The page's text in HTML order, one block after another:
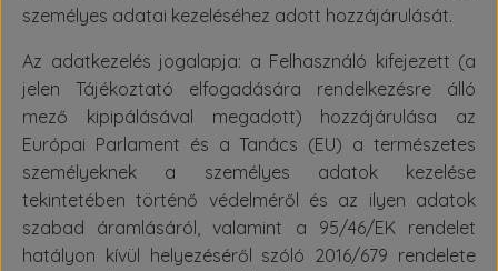
személyes adatai kezeléséhez adott hozzájárulását.
Az adatkezelés jogalapja: a Felhasználó kifejezett (a
jelen Tájékoztató elfogadására rendelkezésre álló
mező kipipálásával megadott) hozzájárulása az
Európai Parlament és a Tanács (EU) a természetes
személyeknek a személyes adatok kezelése
tekintetében történő védelméről és az ilyen adatok
szabad áramlásáról, valamint a 95/46/EK rendelet
hatályon kívül helyezéséről szóló 2016/679 rendelete